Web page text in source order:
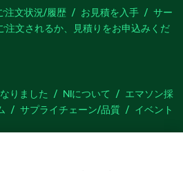
注文状況/履歴 お見積を入手
サー
注文されるか、見積りをお申込みくだ
りました NIについて
エマソン採
サプライチェーン/品質 イベント